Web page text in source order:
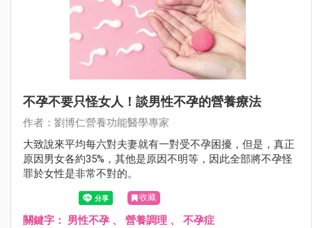
不孕不要只怪女人！談男性不孕的營養療法
作者：劉博仁營養功能醫學專家
大致說來平均每六對夫妻就有一對受不孕困擾，但是，真正
原因男女各約35%，其他是原因不明等，因此全部將不孕怪
罪於女性是非常不對的。
收藏
關鍵字： 男性不孕 、 營養調理 、 不孕症